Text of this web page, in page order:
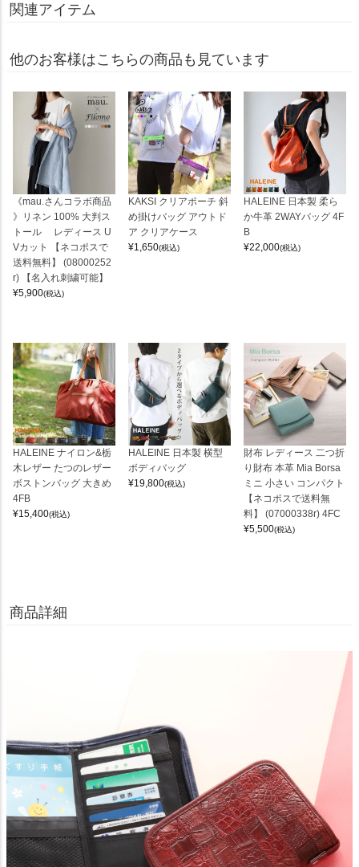
関連アイテム
他のお客様はこちらの商品も見ています
《mau.さんコラボ商品
》リネン 100% 大判ス
トール レディース U
Vカット 【ネコポスで
送料無料】 (08000252
r) 【名入れ刺繍可能】
¥5,900(税込)
KAKSI クリアポーチ 斜
め掛けバッグ アウトド
ア クリアケース
¥1,650(税込)
HALEINE 日本製 柔ら
か牛革 2WAYバッグ 4F
B
¥22,000(税込)
HALEINE ナイロン&栃
木レザー たつのレザー
ボストンバッグ 大きめ
4FB
¥15,400(税込)
HALEINE 日本製 横型
ボディバッグ
¥19,800(税込)
財布 レディース 二つ折
り財布 本革 Mia Borsa
ミニ 小さい コンパクト
【ネコポスで送料無
料】 (07000338r) 4FC
¥5,500(税込)
商品詳細